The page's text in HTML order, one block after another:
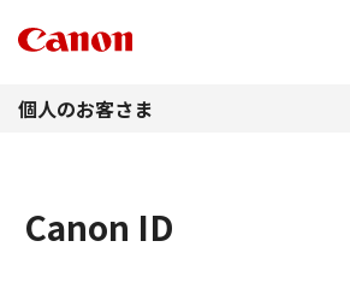
個人のお客さま
Canon ID